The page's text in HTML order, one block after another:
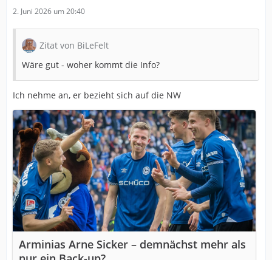
2. Juni 2026 um 20:40
Zitat von BiLeFelt
Wäre gut - woher kommt die Info?
Ich nehme an, er bezieht sich auf die NW
Arminias Arne Sicker – demnächst mehr als